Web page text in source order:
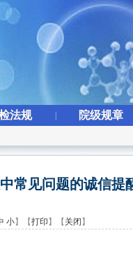
法规 院级规章
常见问题的诚信提
小】【打印 】【 关闭 】